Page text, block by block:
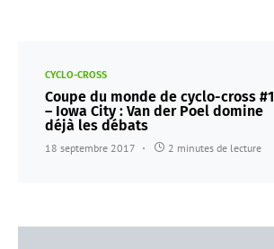
CYCLO-CROSS
Coupe du monde de cyclo-cross #1
– Iowa City : Van der Poel domine
déjà les débats
18 septembre 2017 2 minutes de lecture